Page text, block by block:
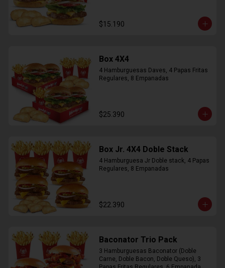
$15.190
Box 4X4
4 Hamburguesas Daves, 4 Papas Fritas
Regulares, 8 Empanadas
$25.390
Box Jr. 4X4 Doble Stack
4 Hamburguesa Jr Doble stack, 4 Papas
Regulares, 8 Empanadas
$22.390
Baconator Trio Pack
3 Hamburguesas Baconator (Doble
Carne, Doble Bacon, Doble Queso), 3